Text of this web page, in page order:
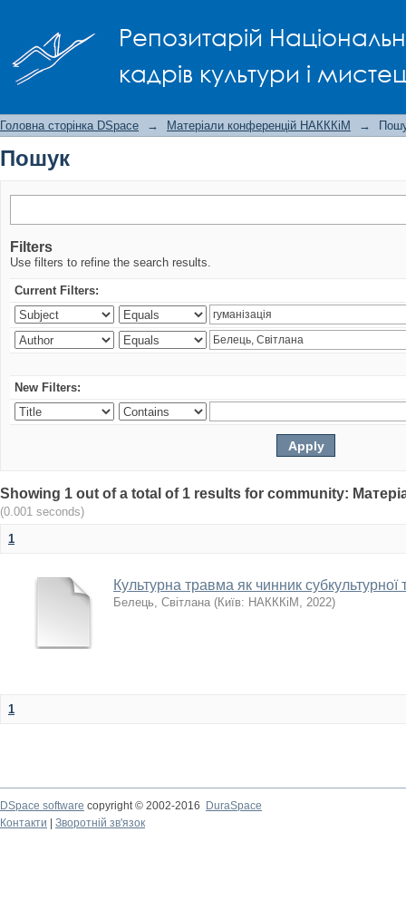
Репозитарій
кадрів культури і
Головна сторінка DSpace → Матеріали конференцій НАКККіМ →
Пошук
Filters
Use filters to refine the search results.
Current Filters:
New Filters:
Showing 1 out of a total of 1 results for community:
(0.001 seconds)
1
Культурна травма як чинник субкультурної
Белець, Світлана (Київ: НАКККіМ , 2022)
1
DSpace software copyright © 2002-2016
DuraSpace
Контакти
Зворотній зв'язок